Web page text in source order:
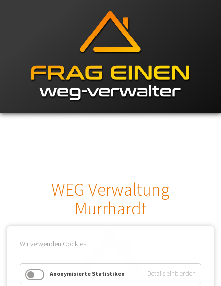
WEG Verwaltung
Murrhardt
Wir verwenden Cookies
Anonymisierte Statistiken Details einblenden